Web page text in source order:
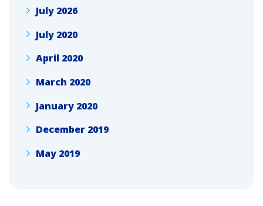
July 2026
July 2020
April 2020
March 2020
January 2020
December 2019
May 2019